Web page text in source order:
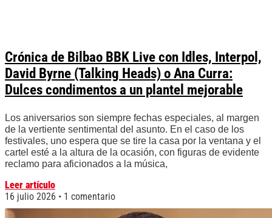
Crónica de Bilbao BBK Live con Idles, Interpol,
David Byrne (Talking Heads) o Ana Curra:
Dulces condimentos a un plantel mejorable
Los aniversarios son siempre fechas especiales, al margen
de la vertiente sentimental del asunto. En el caso de los
festivales, uno espera que se tire la casa por la ventana y el
cartel esté a la altura de la ocasión, con figuras de evidente
reclamo para aficionados a la música,
Leer artículo
16 julio 2026
1 comentario